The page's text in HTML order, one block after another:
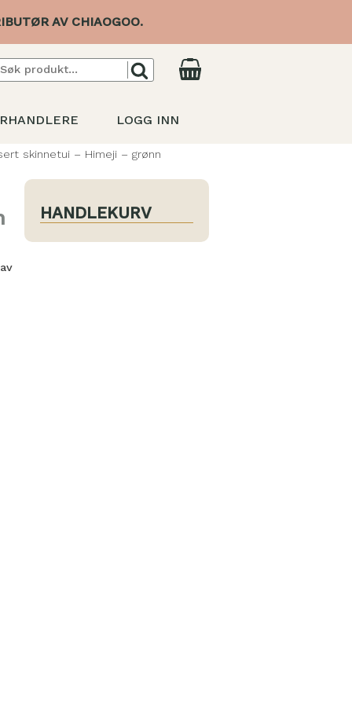
AV CHIAOGOO.
LOGG INN
skinnetui – Himeji – grønn
HANDLEKURV